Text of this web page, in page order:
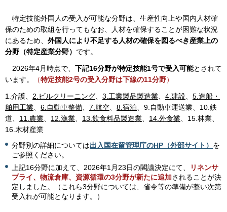
特定技能外国人の受入が可能な分野は、生産性向上や国内人材確
保のための取組を行ってもなお、人材を確保することが困難な状況
にあるため、 外国人により不足する人材の確保を図るべき産業上の
分野（特定産業分野） です。
2026年4月時点で、 下記16分野が特定技能1号で受入可能とされて
います。
（特定技能2号の受入分野は下線の11分野）
1.介護、 2.ビルクリーニング 3.工業製品製造業 4.建設
5.造船・
舶用工業
6.自動車整備 7.航空 8.宿泊 、9.自動車運送業、10.鉄
道、 11.農業 12.漁業 13.飲食料品製造業 14.外食業 、15.林業、
16.木材産業
分野別の詳細については出入国在留管理庁のHP（外部サイト） を
ご参照ください。
上記16分野に加えて、2026年1月23日の閣議決定にて、
リネンサ
プライ、物流倉庫、資源循環の3分野が新たに追加されることが決
定しました。（これら3分野については、省令等の準備が整い次第
受入れが可能となります。）